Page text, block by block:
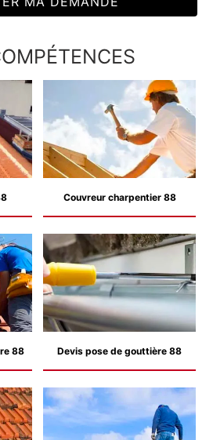
Couvreur charpentier 88
88 Devis pose de gouttière 88